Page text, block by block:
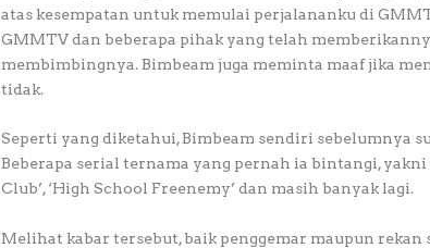
atas kesempatan untuk memulai perjalananku di
GMMTV dan beberapa pihak yang telah
membimbingnya. Bimbeam juga meminta maaf jika
tidak.
Seperti yang diketahui, Bimbeam sendiri sebelumnya
Beberapa serial ternama yang pernah ia bintangi, yakni
Club’, ‘High School Freenemy’ dan masih banyak lagi.
Melihat kabar tersebut, baik penggemar maupun